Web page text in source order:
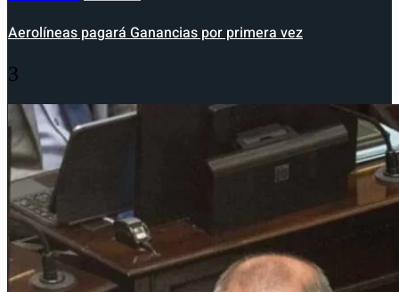
Aerolíneas pagará Ganancias por primera vez
3